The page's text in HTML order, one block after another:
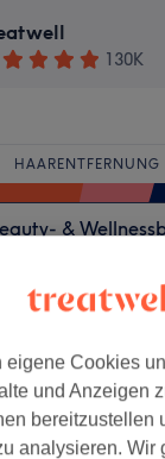
130K
HAARENTFERNUNG
Beliebiger Preis
eigene Cookies
und Anzeigen
bereitzustellen
analysieren. Wir